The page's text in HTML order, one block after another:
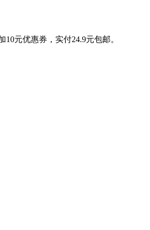
元优惠券，实付24.9元包邮。